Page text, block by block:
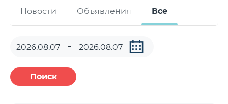
Новости Объявления Все
Поиск